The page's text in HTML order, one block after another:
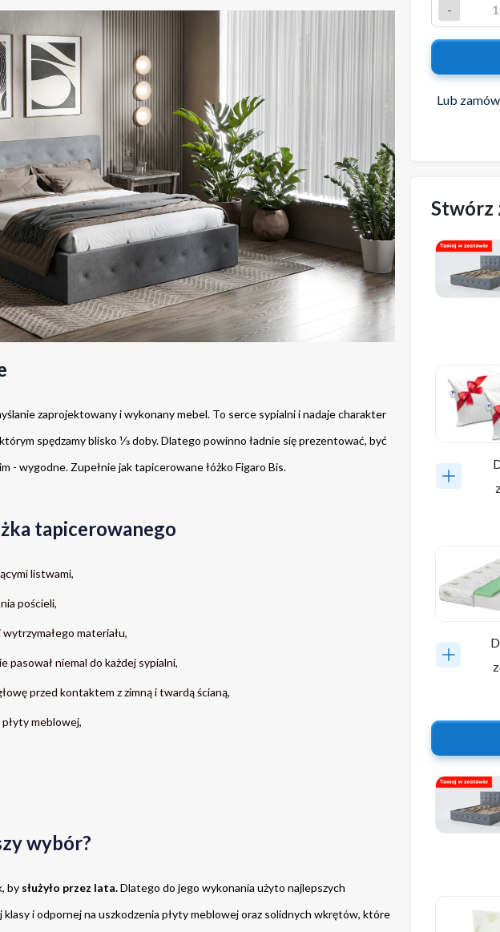
zaprojektowany i wykonany mebel. To serce sypialni i nadaje charakter
spędzamy blisko ⅓ doby. Dlatego powinno ładnie się prezentować, być
- wygodne. Zupełnie jak tapicerowane łóżko Figaro Bis.
tapicerowanego
listwami,
pościeli,
materiału,
niemal do każdej sypialni,
przed kontaktem z zimną i twardą ścianą,
meblowej,
wybór?
by służyło przez lata. Dlatego do jego wykonania użyto najlepszych
i odpornej na uszkodzenia płyty meblowej oraz solidnych wkrętów, które
Stwórz
-
Lub